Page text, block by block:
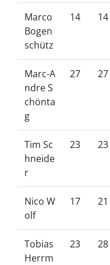
Marco
Bogen
schütz
14 14
Marc-A
ndre S
chönta
g
27 27
Tim Sc
hneide
r
23 23
Nico W
olf
17 21
Tobias
Herrm
23 28